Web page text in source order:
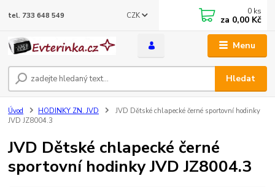
Menu
CZK
Hledat
tel. 733 648 549 0 ks
za 0,00 Kč
Úvod HODINKY ZN. JVD
JVD Dětské chlapecké černé sportovní hodinky
JVD JZ8004.3
JVD Dětské chlapecké černé
sportovní hodinky JVD JZ8004.3